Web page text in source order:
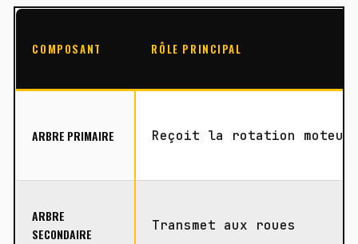
COMPOSANT RÔLE PRINCIPAL
ARBRE PRIMAIRE Reçoit la rotation moteur
ARBRE
SECONDAIRE
Transmet aux roues